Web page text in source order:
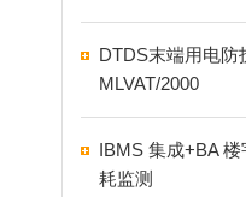
DTDS末端用电防
MLVAT/2000
IBMS 集成+BA
耗监测